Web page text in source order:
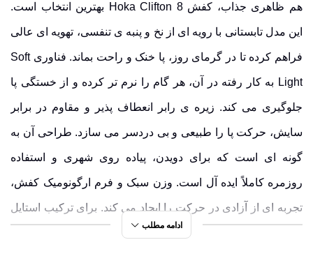
هم ظاهری جذاب، کفش Hoka Clifton 8 بهترین انتخاب است.
این مدل تابستانی با رویه ای از نخ و پنبه ی تنفسی، تهویه ای عالی
فراهم کرده تا در گرمای روز، پا خنک و راحت بماند. فناوریSoft
Light به کار رفته در آن، هر گام را نرم تر کرده و از خستگی پا
جلوگیری می کند. زیره ی رابر انعطاف پذیر و مقاوم در برابر
سایش، حرکت پا را طبیعی و بی دردسر می سازد. طراحی آن به
گونه ای است که برای دویدن، پیاده روی شهری و استفاده
روزمره کاملاً ایده آل است. وزن سبک و فرم ارگونومیک کفش،
تجربه ای از آزادی در حرکت را ایجاد می کند. برای ترکیب استایل
ادامه مطلب